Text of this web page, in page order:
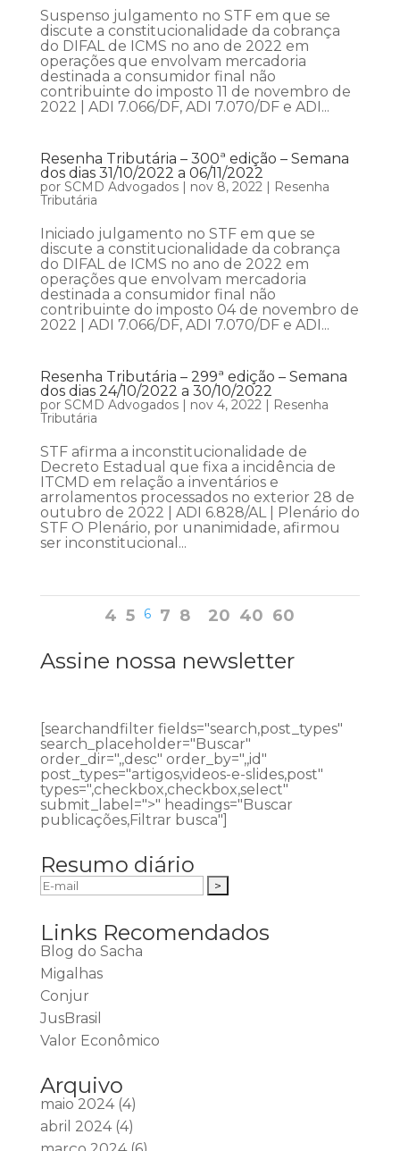
Suspenso julgamento no STF em que se
discute a constitucionalidade da cobrança
do DIFAL de ICMS no ano de 2022 em
operações que envolvam mercadoria
destinada a consumidor final não
contribuinte do imposto 11 de novembro de
2022 | ADI 7.066/DF, ADI 7.070/DF e ADI...
Resenha Tributária – 300ª edição – Semana
dos dias 31/10/2022 a 06/11/2022
por SCMD Advogados| nov 8, 2022| Resenha
Tributária
Iniciado julgamento no STF em que se
discute a constitucionalidade da cobrança
do DIFAL de ICMS no ano de 2022 em
operações que envolvam mercadoria
destinada a consumidor final não
contribuinte do imposto 04 de novembro de
2022 | ADI 7.066/DF, ADI 7.070/DF e ADI...
Resenha Tributária – 299ª edição – Semana
dos dias 24/10/2022 a 30/10/2022
por SCMD Advogados| nov 4, 2022| Resenha
Tributária
STF afirma a inconstitucionalidade de
Decreto Estadual que fixa a incidência de
ITCMD em relação a inventários e
arrolamentos processados no exterior 28 de
outubro de 2022 | ADI 6.828/AL | Plenário do
STF O Plenário, por unanimidade, afirmou
ser inconstitucional...
4 5 6 7 8 20 40 60
Assine nossa newsletter
[searchandfilter fields="search,post_types"
search_placeholder="Buscar"
order_dir=",,desc" order_by=",,id"
post_types="artigos,videos-e-slides,post"
types=",checkbox,checkbox,select"
submit_label=">" headings="Buscar
publicações,Filtrar busca"]
Resumo diário
Links Recomendados
Blog do Sacha
Migalhas
Conjur
JusBrasil
Valor Econômico
Arquivo
maio 2024(4)
abril 2024(4)